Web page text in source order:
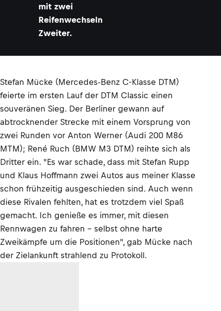
mit zwei
Reifenwechseln
Zweiter.
Stefan Mücke (Mercedes-Benz C-Klasse DTM)
feierte im ersten Lauf der DTM Classic einen
souveränen Sieg. Der Berliner gewann auf
abtrocknender Strecke mit einem Vorsprung von
zwei Runden vor Anton Werner (Audi 200 M86
MTM); René Ruch (BMW M3 DTM) reihte sich als
Dritter ein. "Es war schade, dass mit Stefan Rupp
und Klaus Hoffmann zwei Autos aus meiner Klasse
schon frühzeitig ausgeschieden sind. Auch wenn
diese Rivalen fehlten, hat es trotzdem viel Spaß
gemacht. Ich genieße es immer, mit diesen
Rennwagen zu fahren – selbst ohne harte
Zweikämpfe um die Positionen", gab Mücke nach
der Zielankunft strahlend zu Protokoll.